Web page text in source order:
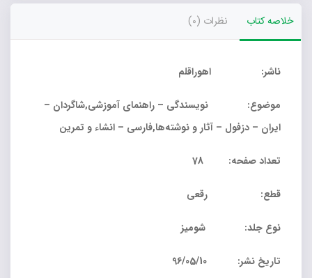
خلاصه کتاب نظرات (0)
ناشر: اهوراقلم
موضوع: نویسندگی – راهنمای آموزشی,شاگردان –
ایران – دزفول – آثار و نوشته‌ها,فارسی – انشاء و تمرین
تعداد صفحه: 78
قطع: رقعی
نوع جلد: شومیز
تاریخ نشر: 96/05/10